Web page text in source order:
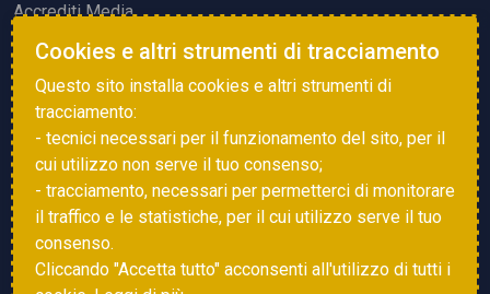
Accrediti Media
ATTIVITÀ ED EVENTI
Squadre di Calcio
Associazione Sammarinese Arbitri
Vota gol e parata
Cookies e altri strumenti di tracciamento
Questo sito installa cookies e altri strumenti di
tracciamento:
- tecnici necessari per il funzionamento del sito, per il
cui utilizzo non serve il tuo consenso;
- tracciamento, necessari per permetterci di monitorare
il traffico e le statistiche, per il cui utilizzo serve il tuo
consenso.
Cliccando "Accetta tutto" acconsenti all'utilizzo di tutti i